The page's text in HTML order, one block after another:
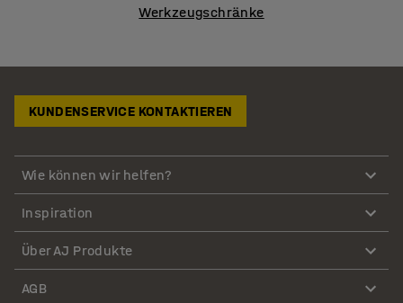
Werkzeugschränke
KUNDENSERVICE KONTAKTIEREN
Wie können wir helfen?
Inspiration
Über AJ Produkte
AGB